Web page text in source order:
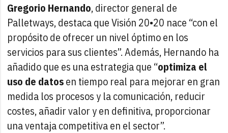
Gregorio Hernando, director general de
Palletways, destaca que Visión 20•20 nace “con el
propósito de ofrecer un nivel óptimo en los
servicios para sus clientes”. Además, Hernando ha
añadido que es una estrategia que “optimiza el
uso de datosen tiempo real para mejorar en gran
medida los procesos y la comunicación, reducir
costes, añadir valor y en definitiva, proporcionar
una ventaja competitiva en el sector”.